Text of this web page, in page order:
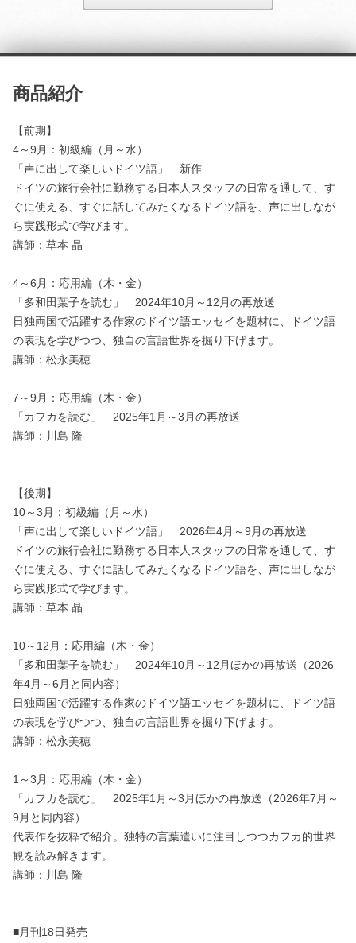
商品紹介
【前期】
4～9月：初級編（月～水）
「声に出して楽しいドイツ語」 新作
ドイツの旅行会社に勤務する日本人スタッフの日常を通して、す
ぐに使える、すぐに話してみたくなるドイツ語を、声に出しなが
ら実践形式で学びます。
講師：草本 晶
4～6月：応用編（木・金）
「多和田葉子を読む」 2024年10月～12月の再放送
日独両国で活躍する作家のドイツ語エッセイを題材に、ドイツ語
の表現を学びつつ、独自の言語世界を掘り下げます。
講師：松永美穂
7～9月：応用編（木・金）
「カフカを読む」 2025年1月～3月の再放送
講師：川島 隆
【後期】
10～3月：初級編（月～水）
「声に出して楽しいドイツ語」 2026年4月～9月の再放送
ドイツの旅行会社に勤務する日本人スタッフの日常を通して、す
ぐに使える、すぐに話してみたくなるドイツ語を、声に出しなが
ら実践形式で学びます。
講師：草本 晶
10～12月：応用編（木・金）
「多和田葉子を読む」 2024年10月～12月ほかの再放送（2026
年4月～6月と同内容）
日独両国で活躍する作家のドイツ語エッセイを題材に、ドイツ語
の表現を学びつつ、独自の言語世界を掘り下げます。
講師：松永美穂
1～3月：応用編（木・金）
「カフカを読む」 2025年1月～3月ほかの再放送（2026年7月～
9月と同内容）
代表作を抜粋で紹介。独特の言葉遣いに注目しつつカフカ的世界
観を読み解きます。
講師：川島 隆
■月刊18日発売